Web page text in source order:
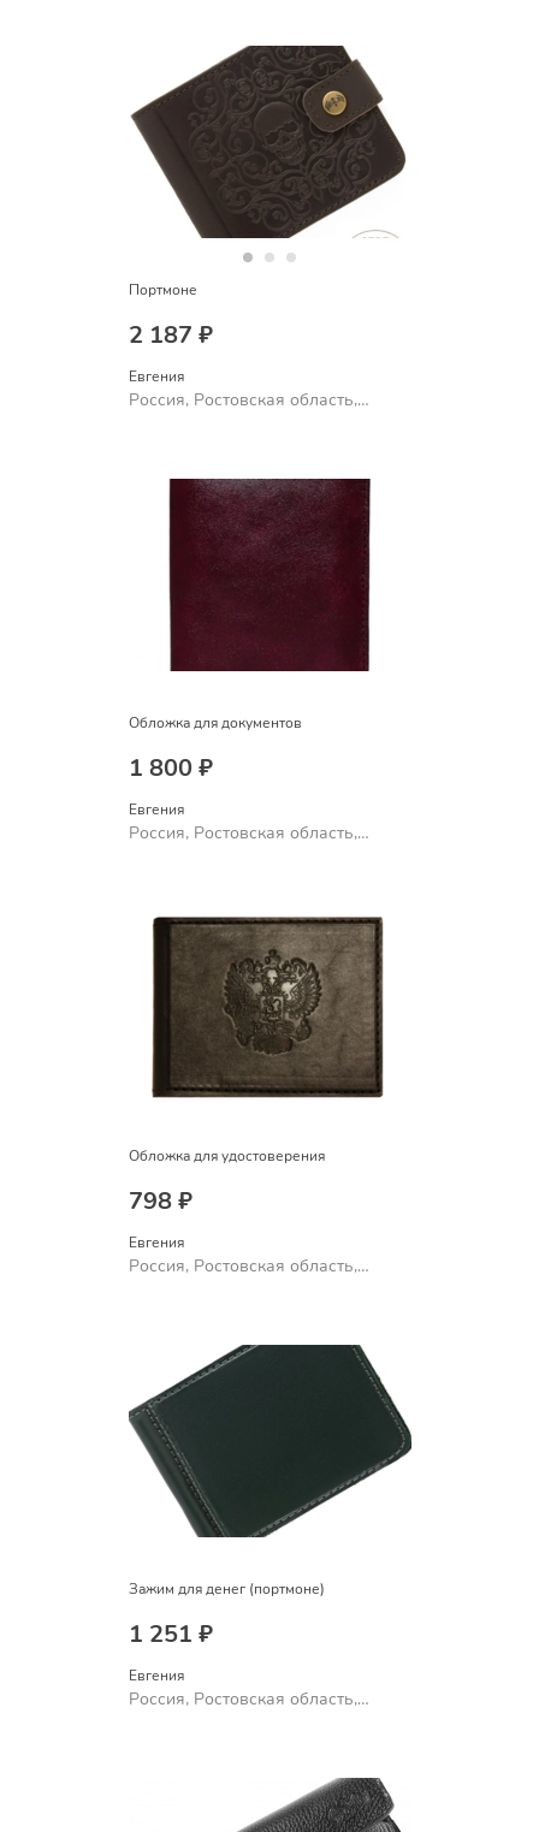
Портмоне
2 187 ₽
Евгения
Россия, Ростовская область,
Обложка для документов
1 800 ₽
Евгения
Россия, Ростовская область,
Обложка для удостоверения
798 ₽
Евгения
Россия, Ростовская область,
Зажим для денег (портмоне)
1 251 ₽
Евгения
Россия, Ростовская область,